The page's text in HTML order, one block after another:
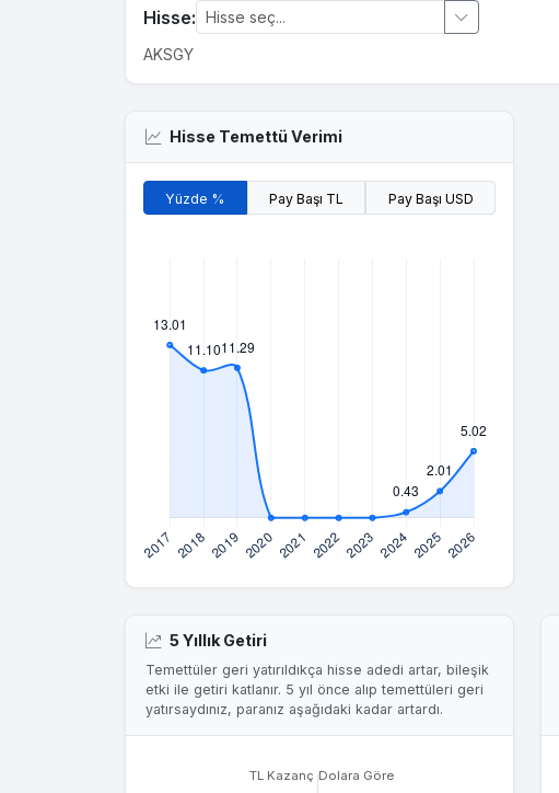
Hisse:
AKSGY
Hisse Temettü Verimi
Yüzde % Pay Başı TL Pay Başı USD
5 Yıllık Getiri
Temettüler geri yatırıldıkça hisse adedi artar, bileşik
etki ile getiri katlanır. 5 yıl önce alıp temettüleri geri
yatırsaydınız, paranız aşağıdaki kadar artardı.
TL Kazanç Dolara Göre